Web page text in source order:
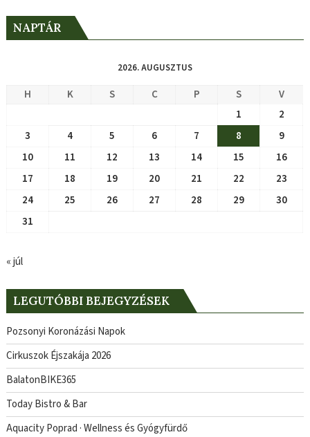
NAPTÁR
2026. AUGUSZTUS
H K S C P S
V
1
2
3
4 5 6 7 8
9
10
11 12 13 14 15
16
17
18 19 20 21 22
23
24
25 26 27 28 29
30
31
« júl
LEGUTÓBBI BEJEGYZÉSEK
Pozsonyi Koronázási Napok
Cirkuszok Éjszakája 2026
BalatonBIKE365
Today Bistro & Bar
Aquacity Poprad · Wellness és Gyógyfürdő